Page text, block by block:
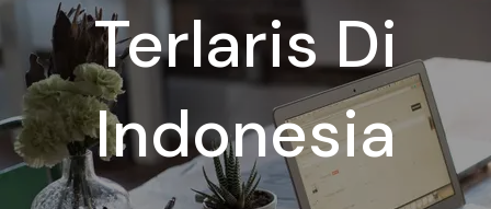
Terlaris Di
Indonesia